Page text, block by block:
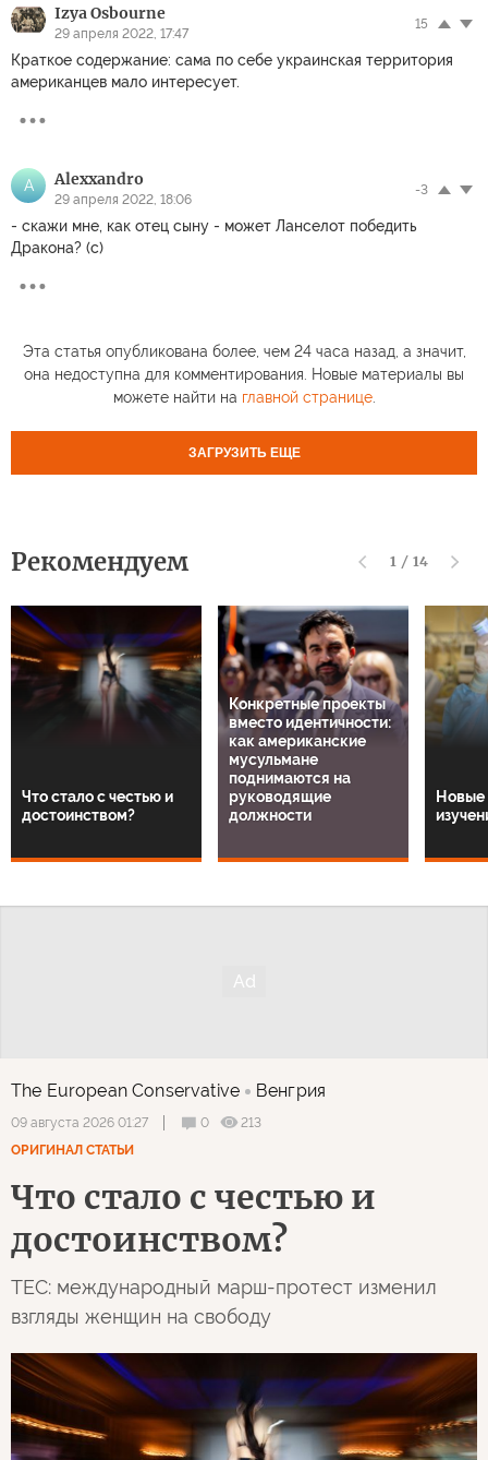
Izya Osbourne
29 апреля 2022, 17:47
15
Краткое содержание: сама по себе украинская территория
американцев мало интересует.
A Alexxandro
29 апреля 2022, 18:06
-3
- скажи мне, как отец сыну - может Ланселот победить
Дракона? (с)
Эта статья опубликована более, чем 24 часа назад, а значит,
она недоступна для комментирования. Новые материалы вы
можете найти на главной странице.
ЗАГРУЗИТЬ ЕЩЕ
Рекомендуем 1 / 14
Что стало с честью и
достоинством?
Конкретные проекты
вместо идентичности:
как американские
мусульмане
поднимаются на
руководящие
должности
Новые
The European Conservative Венгрия
09 августа 2026 01:27 0
213
ОРИГИНАЛ СТАТЬИ
Что стало с честью и
достоинством?
TEC: международный марш-протест изменил
взгляды женщин на свободу